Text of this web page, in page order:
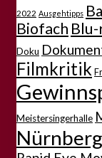
2022 Ausgehtipps
Biofach
Doku
Filmkritik
Meistersingerhalle
Nürnberg